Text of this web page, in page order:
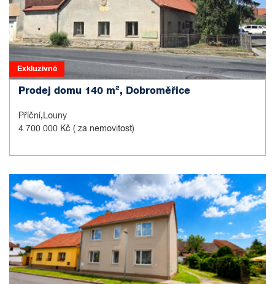
Exkluzivně
Prodej domu 140 m², Dobroměřice
Příční,Louny
4 700 000 Kč ( za nemovitost)